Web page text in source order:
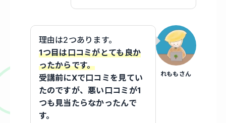
れももさん
理由は2つあります。
1つ目は口コミがとても良か
ったからです。
受講前にXで口コミを見てい
たのですが、悪い口コミが1
つも見当たらなかったんで
す。